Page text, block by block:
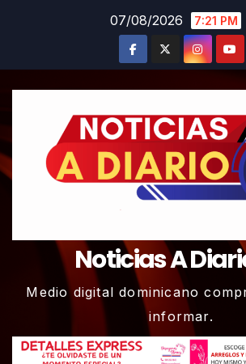
07/08/2026 7:21 PM
Noticias A
Medio digital dominicano
informar.